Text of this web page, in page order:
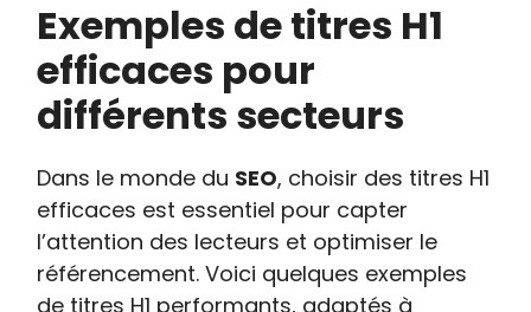
Exemples de titres H1
efficaces pour
différents secteurs
Dans le monde du SEO, choisir des titres H1
efficaces est essentiel pour capter
l’attention des lecteurs et optimiser le
référencement. Voici quelques exemples
de titres H1 performants, adaptés à